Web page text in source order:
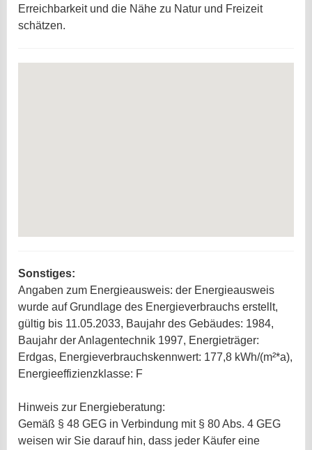
Erreichbarkeit und die Nähe zu Natur und Freizeit
schätzen.
Sonstiges:
Angaben zum Energieausweis: der Energieausweis
wurde auf Grundlage des Energieverbrauchs erstellt,
gültig bis 11.05.2033, Baujahr des Gebäudes: 1984,
Baujahr der Anlagentechnik 1997, Energieträger:
Erdgas, Energieverbrauchskennwert: 177,8 kWh/(m²*a),
Energieeffizienzklasse: F
Hinweis zur Energieberatung:
Gemäß § 48 GEG in Verbindung mit § 80 Abs. 4 GEG
weisen wir Sie darauf hin, dass jeder Käufer eine